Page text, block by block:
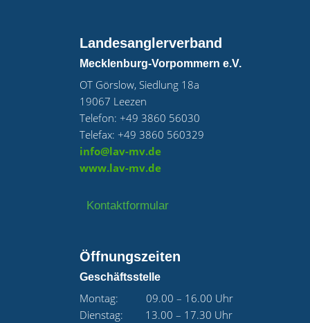
Landesanglerverband
Mecklenburg-Vorpommern e.V.
OT Görslow, Siedlung 18a
19067 Leezen
Telefon: +49 3860 56030
Telefax: +49 3860 560329
info@lav-mv.de
www.lav-mv.de
Kontaktformular
Öffnungszeiten
Geschäftsstelle
Montag: 09.00 – 16.00 Uhr
Dienstag: 13.00 – 17.30 Uhr